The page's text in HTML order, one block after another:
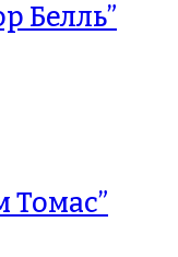
Белль”
Томас”